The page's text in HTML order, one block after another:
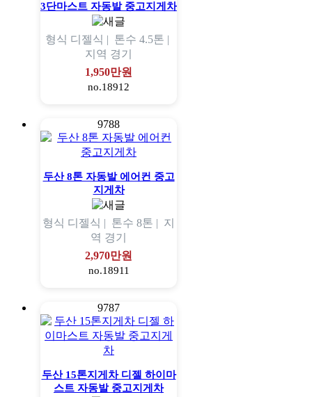
3단마스트 자동발 중고지게차
형식 디젤식 | 톤수 4.5톤 |
지역 경기
1,950만원
no.18912
9788
두산 8톤 자동발 에어컨 중고
지게차
형식 디젤식 | 톤수 8톤 | 지
역 경기
2,970만원
no.18911
9787
두산 15톤지게차 디젤 하이마
스트 자동발 중고지게차